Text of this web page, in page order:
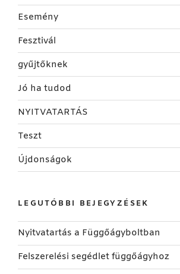
Esemény
Fesztivál
gyűjtőknek
Jó ha tudod
NYITVATARTÁS
Teszt
Újdonságok
LEGUTÓBBI BEJEGYZÉSEK
Nyitvatartás a Függőágyboltban
Felszerelési segédlet függőágyhoz